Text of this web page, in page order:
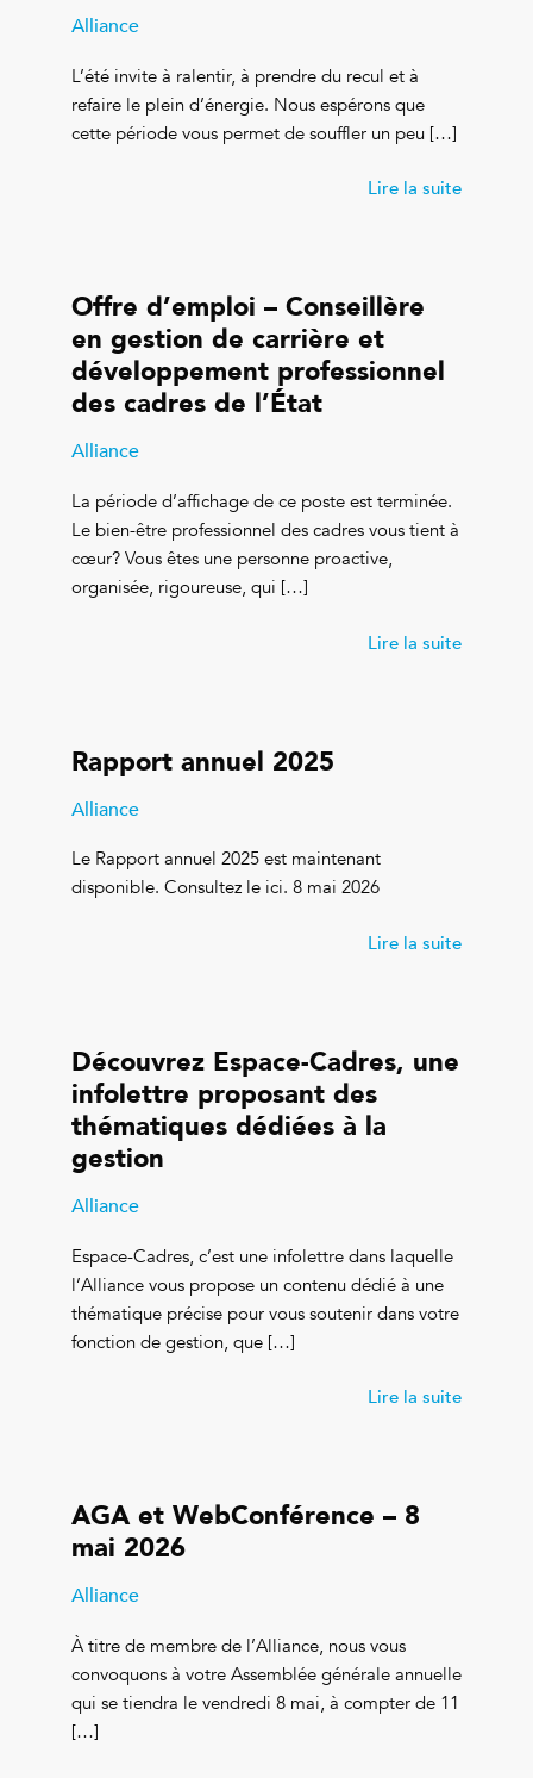
Alliance
L’été invite à ralentir, à prendre du recul et à
refaire le plein d’énergie. Nous espérons que
cette période vous permet de souffler un peu […]
Lire la suite
Offre d’emploi – Conseillère
en gestion de carrière et
développement professionnel
des cadres de l’État
Alliance
La période d’affichage de ce poste est terminée.
Le bien-être professionnel des cadres vous tient à
cœur? Vous êtes une personne proactive,
organisée, rigoureuse, qui […]
Lire la suite
Rapport annuel 2025
Alliance
Le Rapport annuel 2025 est maintenant
disponible. Consultez le ici. 8 mai 2026
Lire la suite
Découvrez Espace-Cadres, une
infolettre proposant des
thématiques dédiées à la
gestion
Alliance
Espace-Cadres, c’est une infolettre dans laquelle
l’Alliance vous propose un contenu dédié à une
thématique précise pour vous soutenir dans votre
fonction de gestion, que […]
Lire la suite
AGA et WebConférence – 8
mai 2026
Alliance
À titre de membre de l’Alliance, nous vous
convoquons à votre Assemblée générale annuelle
qui se tiendra le vendredi 8 mai, à compter de 11
[…]